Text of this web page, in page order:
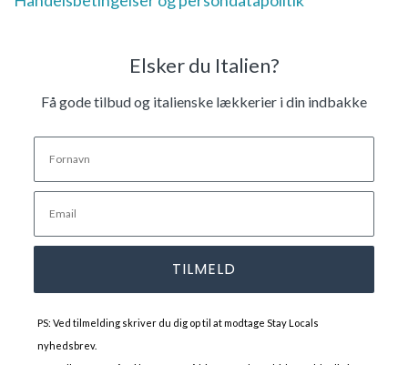
Elsker du Italien?
Få gode tilbud og italienske lækkerier i din indbakke
TILMELD
PS: Ved tilmelding skriver du dig op til at modtage Stay Locals
nyhedsbrev.